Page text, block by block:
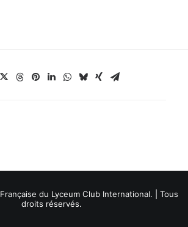
du Lyceum Club International. | Tous
droits réservés.